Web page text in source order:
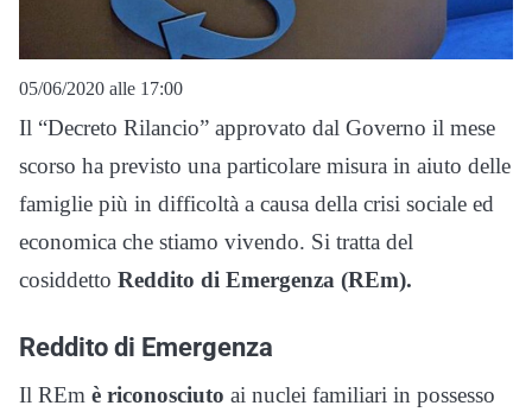
05/06/2020 alle 17:00
Il “Decreto Rilancio” approvato dal Governo il mese
scorso ha previsto una particolare misura in aiuto delle
famiglie più in difficoltà a causa della crisi sociale ed
economica che stiamo vivendo. Si tratta del
cosiddetto Reddito di Emergenza (REm).
Reddito di Emergenza
Il REm è riconosciuto ai nuclei familiari in possesso